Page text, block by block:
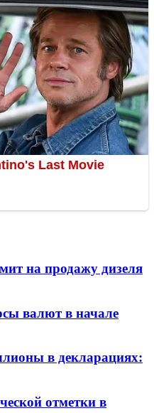
на продажу дизеля
валют в начале
в декларациях:
отметки в